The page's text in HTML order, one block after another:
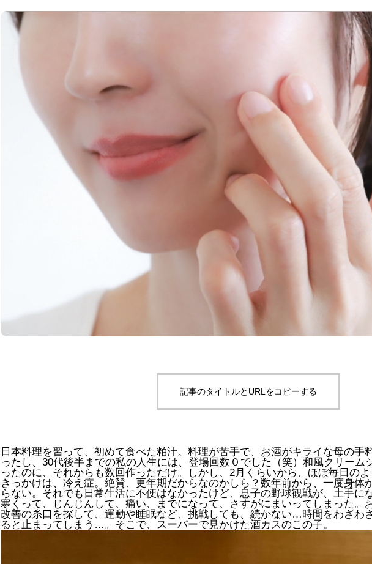
記事のタイトルとURLをコピーする
日本料理を習って、初めて食べた粕汁。料理が苦手で、お酒がキライな母の手
ったし、30代後半までの私の人生には、登場回数０でした（笑）和風クリーム
ったのに、それからも数回作っただけ。しかし、2月くらいから、ほぼ毎日のよ
きっかけは、冷え症。絶賛、更年期だからなのかしら？数年前から、一度身体
らない。それでも日常生活に不便はなかったけど、息子の野球観戦が、土手に
寒くって、じんじんして、痛い、までになって、さすがにまいってしまった。
改善の糸口を探して、運動や睡眠など、挑戦しても、続かない…時間をわざわ
ると止まってしまう…。そこで、スーパーで見かけた酒カスのこの子。